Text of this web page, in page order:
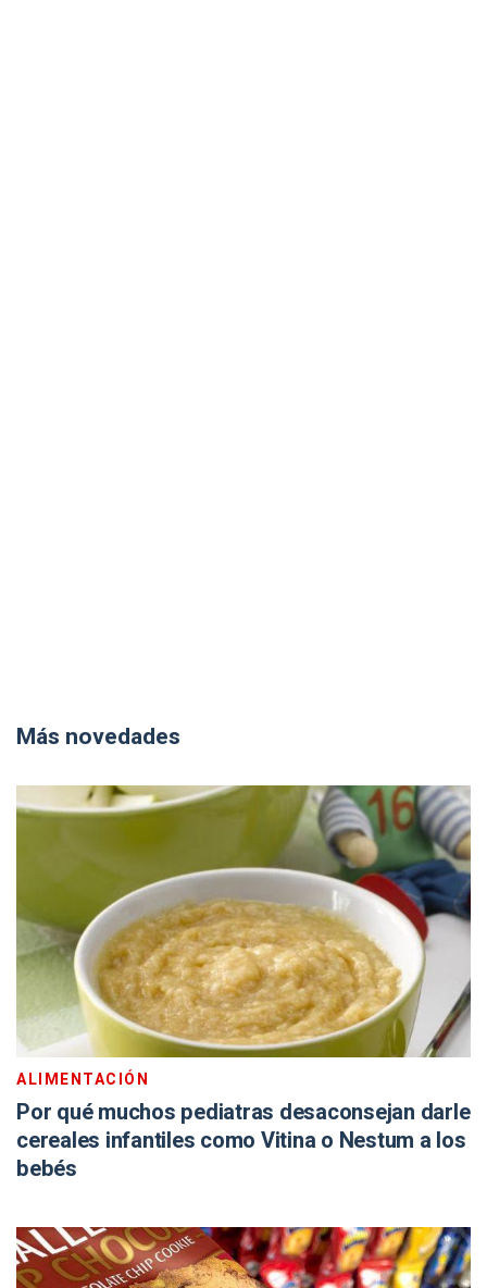
Más novedades
ALIMENTACIÓN
Por qué muchos pediatras desaconsejan darle
cereales infantiles como Vitina o Nestum a los
bebés